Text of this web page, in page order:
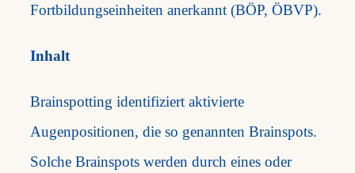
Fortbildungseinheiten anerkannt (BÖP, ÖBVP).
Inhalt
Brainspotting identifiziert aktivierte
Augenpositionen, die so genannten Brainspots.
Solche Brainspots werden durch eines oder